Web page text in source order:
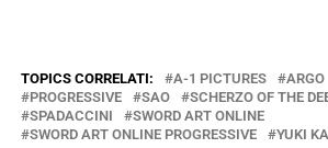
TOPICS CORRELATI: A-1 PICTURES ARGO
PROGRESSIVE
SAO
SCHERZO OF THE
SPADACCINI
SWORD ART ONLINE
SWORD ART ONLINE PROGRESSIVE
YUKI